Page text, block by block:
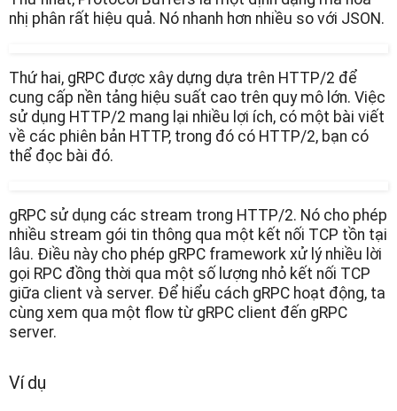
nhị phân rất hiệu quả. Nó nhanh hơn nhiều so với JSON.
Thứ hai, gRPC được xây dựng dựa trên HTTP/2 để
cung cấp nền tảng hiệu suất cao trên quy mô lớn. Việc
sử dụng HTTP/2 mang lại nhiều lợi ích, có một bài viết
về các phiên bản HTTP, trong đó có HTTP/2, bạn có
thể đọc bài đó.
gRPC sử dụng các stream trong HTTP/2. Nó cho phép
nhiều stream gói tin thông qua một kết nối TCP tồn tại
lâu. Điều này cho phép gRPC framework xử lý nhiều lời
gọi RPC đồng thời qua một số lượng nhỏ kết nối TCP
giữa client và server. Để hiểu cách gRPC hoạt động, ta
cùng xem qua một flow từ gRPC client đến gRPC
server.
Ví dụ